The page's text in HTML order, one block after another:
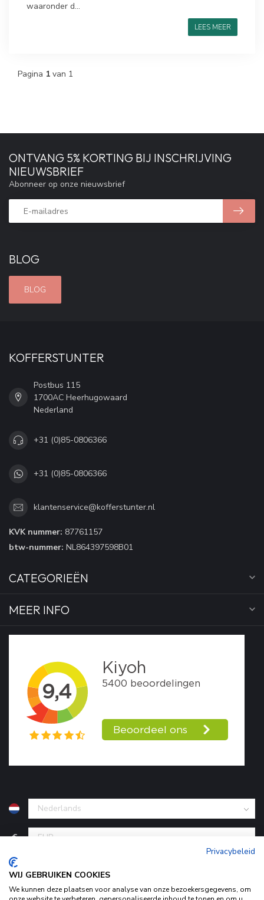
waaronder d...
LEES MEER
Pagina 1 van 1
BLOG
BLOG
ONTVANG 5% KORTING BIJ INSCHRIJVING
NIEUWSBRIEF
Abonneer op onze nieuwsbrief
KOFFERSTUNTER
Postbus 115
1700AC Heerhugowaard
Nederland
+31 (0)85-0806366
+31 (0)85-0806366
klantenservice@kofferstunter.nl
KVK nummer: 87761157
btw-nummer: NL864397598B01
CATEGORIEËN
MEER INFO
€
Privacybeleid
WIJ GEBRUIKEN COOKIES
We kunnen deze plaatsen voor analyse van onze bezoekersgegevens, om